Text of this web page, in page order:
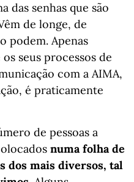
das senhas que são
de longe, de
podem. Apenas
seus processos de
com a AIMA,
é praticamente
de pessoas a
numa folha de
dos mais diversos, tal